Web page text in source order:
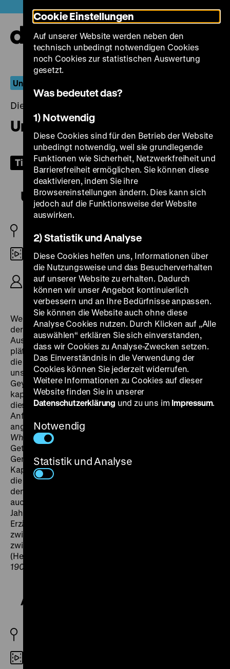
zum
Seiteninhalt
springen
Unser täglich Brot
Dienstag, 29. März 2022, 20.00 Uhr
Unser täglich Brot
Tickets
Unser täglich Brot
AT/D 2005
DCP
R: Nikolaus Geyrhalter, B: Nikolaus Geyrhalter,
Wolfgang Widerhofer, K: Nikolaus Geyrhalter, 95’
Wer vergibt uns unsere Schuld? Erschreckende Bilder
der modernen, entmenschlichten Landwirtschaft.
Ausgebeutete Arbeitskräfte und der unentwegt
plätschernde Pestizidregen, Massentierhaltung und
die Ästhetik aseptischer Künstlichkeit. Die Natur ist
unserer Nahrung abhandengekommen. Nikolaus
Geyrhalter findet eindringliche Bilder für eine von
kapitalistischen Grundprinzipien zerstörte Welt. Dass
diese unwirkliche Hightech-Agrikultur bereits in den
Anfängen der industrialisierten Landwirtschaft
angelegt war, zeigt D.W. Griffith in seinem
Wheat. Darin offenbart sich die Verwertungskette vom
Getreide zum Brot als Kampf zwischen Gier und
Gerechtigkeit. Einzig Griffith konnte die bösen
Kapitalisten noch enthüllen, bei Geyrhalter schlummert
die Zerstörung als irreversible Wirklichkeit zwischen
den Bildern. Die Geschichte der Landwirtschaft ist
auch der andauernde Versuch, die Landwirte, die
Jahreszeiten, ja die Natur auszulöschen. „Alles
Erzählen ist ein Schildern von Lebensverhältnissen
zwischen Menschen; es bestehen aber durchaus keine
zwischen Bauern, Spekulanten und Hungernden hier.“
(Helmut Färber in
1909: Eine Kritik
A Corner in Wheat
Cookie Einstellungen
Auf unserer Website werden neben den
technisch unbedingt notwendigen Cookies
noch Cookies zur statistischen Auswertung
gesetzt.
Was bedeutet das?
1) Notwendig
Diese Cookies sind für den Betrieb der Website
unbedingt notwendig, weil sie grundlegende
Funktionen wie Sicherheit, Netzwerkfreiheit und
Barrierefreiheit ermöglichen. Sie können diese
deaktivieren, indem Sie ihre
Browsereinstellungen ändern. Dies kann sich
jedoch auf die Funktionsweise der Website
auswirken.
2) Statistik und Analyse
Diese Cookies helfen uns, Informationen über
die Nutzungsweise und das Besucherverhalten
auf unserer Website zu erhalten. Dadurch
können wir unser Angebot kontinuierlich
verbessern und an Ihre Bedürfnisse anpassen.
Sie können die Website auch ohne diese
Analyse Cookies nutzen. Durch Klicken auf „Alle
auswählen“ erklären Sie sich einverstanden,
dass wir Cookies zu Analyse-Zwecken setzen.
Das Einverständnis in die Verwendung der
Cookies können Sie jederzeit widerrufen.
Weitere Informationen zu Cookies auf dieser
Website finden Sie in unserer
Datenschutzerklärung und zu uns im Impressum.
Notwendig
Statistik und Analyse